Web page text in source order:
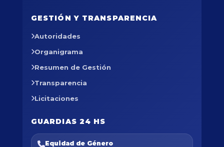
GESTIÓN Y TRANSPARENCIA
Autoridades
Organigrama
Resumen de Gestión
Transparencia
Licitaciones
GUARDIAS 24 HS
Equidad de Género